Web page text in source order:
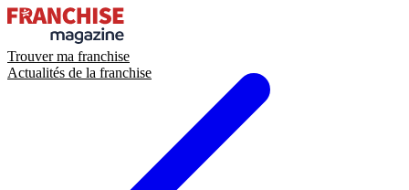
Trouver ma franchise
Actualités de la franchise